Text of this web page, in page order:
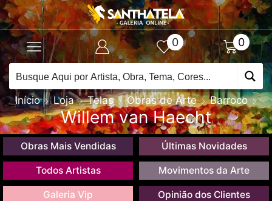
0 0
Início Loja Telas Obras de Arte Barroco
Willem van Haecht
Obras Mais Vendidas Últimas Novidades
Todos Artistas Movimentos da Arte
Galeria Vip Opinião dos Clientes